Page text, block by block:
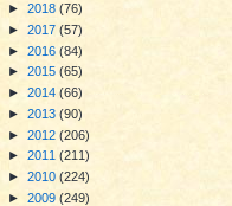
► 2018 (76)
► 2017 (57)
► 2016 (84)
► 2015 (65)
► 2014 (66)
► 2013 (90)
► 2012 (206)
► 2011 (211)
► 2010 (224)
► 2009 (249)